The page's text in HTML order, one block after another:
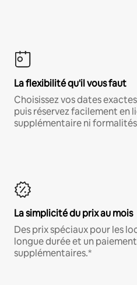
La flexibilité qu'il vous faut
Choisissez vos dates
puis réservez facilement en
supplémentaire ni
La simplicité du prix au mois
Des prix spéciaux pour les
longue durée et un
supplémentaires.*